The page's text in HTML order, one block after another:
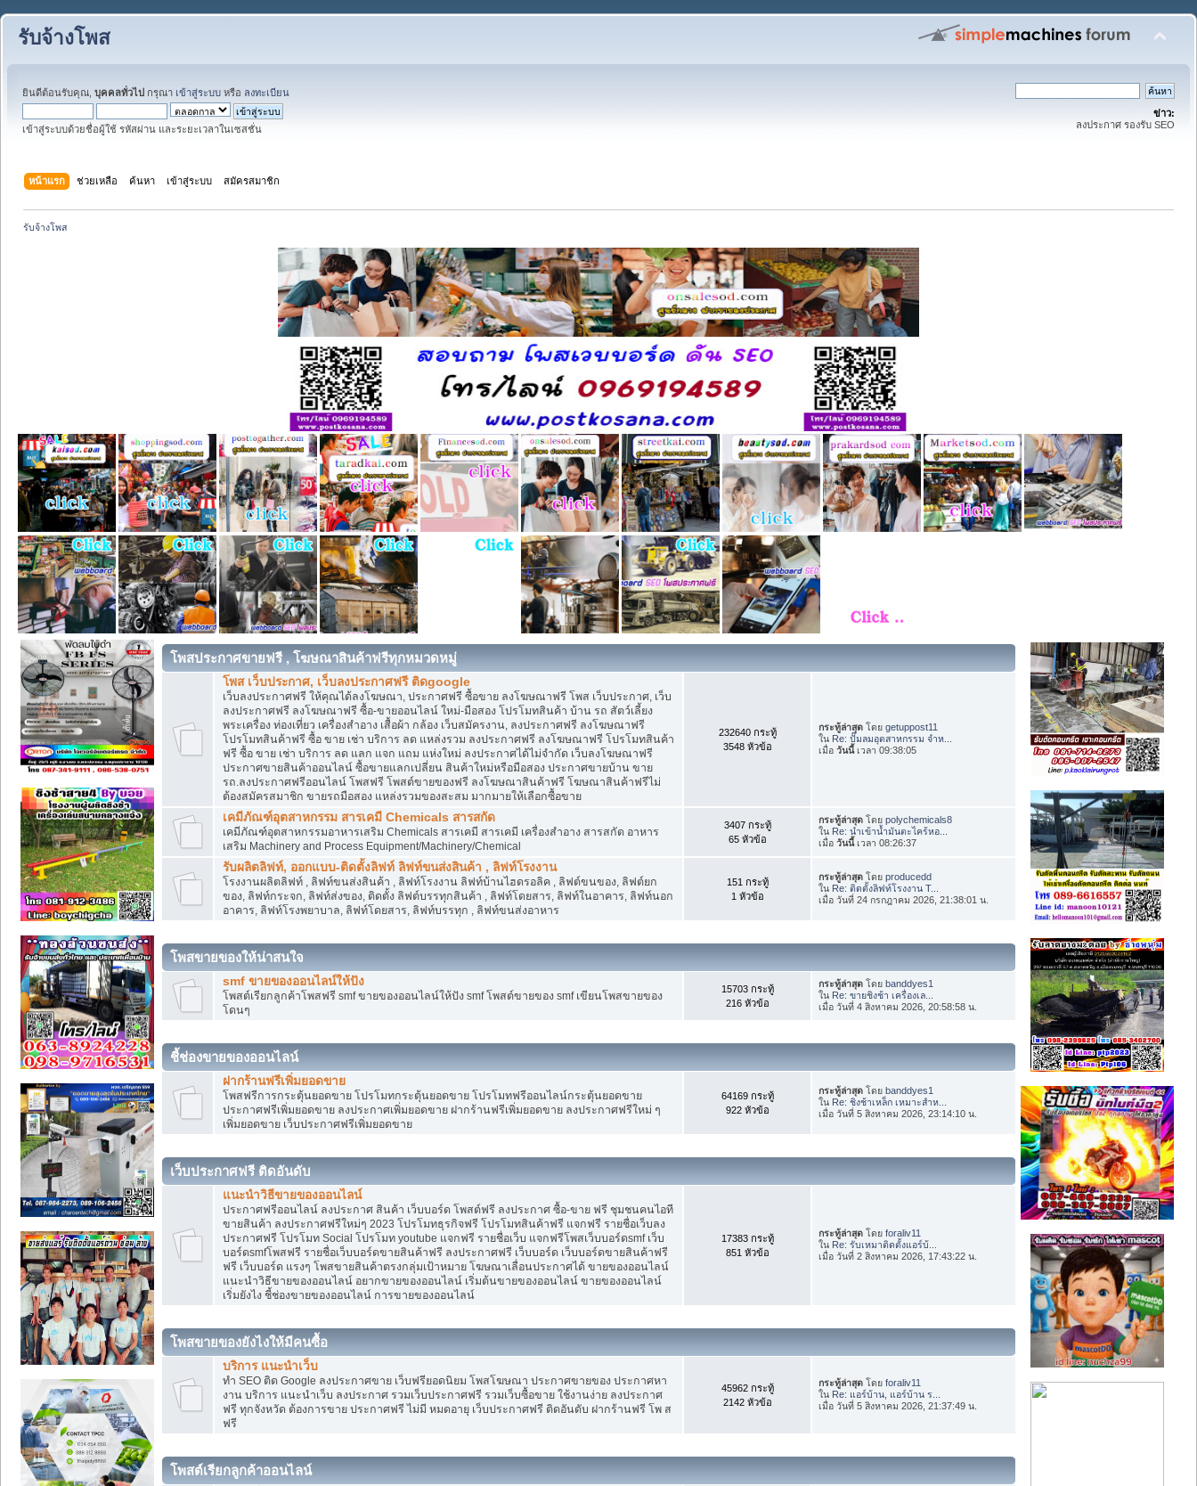
รับจ้างโพส
ยินดีต้อนรับคุณ, บุคคลทั่วไป กรุณา เข้าสู่ระบบ หรือ ลงทะเบียน
เข้าสู่ระบบด้วยชื่อผู้ใช้ รหัสผ่าน และระยะเวลาในเซสชั่น
ข่าว:
ลงประกาศ รองรับ SEO
หน้าแรก ช่วยเหลือ ค้นหา เข้าสู่ระบบ สมัครสมาชิก
รับจ้างโพส
โพสประกาศขายฟรี , โฆษณาสินค้าฟรีทุกหมวดหมู่
โพส เว็บประกาศ, เว็บลงประกาศฟรี ติดgoogle
เว็บลงประกาศฟรี ให้คุณได้ลงโฆษณา, ประกาศฟรี ซื้อขาย ลงโฆษณาฟรี โพส เว็บประกาศ, เว็บ
ลงประกาศฟรี ลงโฆษณาฟรี ซื้อ-ขายออนไลน์ ใหม่-มือสอง โปรโมทสินค้า บ้าน รถ สัตว์เลี้ยง
พระเครื่อง ท่องเที่ยว เครื่องสำอาง เสื้อผ้า กล้อง เว็บสมัครงาน, ลงประกาศฟรี ลงโฆษณาฟรี
โปรโมทสินค้าฟรี ซื้อ ขาย เช่า บริการ ลด แหล่งรวม ลงประกาศฟรี ลงโฆษณาฟรี โปรโมทสินค้า
ฟรี ซื้อ ขาย เช่า บริการ ลด แลก แจก แถม แห่งใหม่ ลงประกาศได้ไม่จำกัด เว็บลงโฆษณาฟรี
ประกาศขายสินค้าออนไลน์ ซื้อขายแลกเปลี่ยน สินค้าใหม่หรือมือสอง ประกาศขายบ้าน ขาย
รถ.ลงประกาศฟรีออนไลน์ โพสฟรี โพสต์ขายของฟรี ลงโฆษณาสินค้าฟรี โฆษณาสินค้าฟรีไม่
ต้องสมัครสมาชิก ขายรถมือสอง แหล่งรวมของสะสม มากมายให้เลือกซื้อขาย
232640 กระทู้
3548 หัวข้อ
กระทู้ล่าสุด โดยgetuppost11
ใน Re: ปั๊มลมอุตสาหกรรม จำห...
เมื่อวันนี้เวลา 09:38:05
เคมีภัณฑ์อุตสาหกรรม สารเคมี Chemicals สารสกัด
เคมีภัณฑ์อุตสาหกรรมอาหารเสริม Chemicals สารเคมี สารเคมี เครื่องสำอาง สารสกัด อาหาร
เสริม Machinery and Process Equipment/Machinery/Chemical
3407 กระทู้
65 หัวข้อ
กระทู้ล่าสุด โดยpolychemicals8
ใน Re: นำเข้าน้ำมันตะไคร้หอ...
เมื่อวันนี้เวลา 08:26:37
รับผลิตลิฟท์, ออกแบบ-ติดตั้งลิฟท์ ลิฟท์ขนส่งสินค้า , ลิฟท์โรงงาน
โรงงานผลิตลิฟท์ , ลิฟท์ขนส่งสินค้า , ลิฟท์โรงงาน ลิฟท์บ้านไฮดรอลิค , ลิฟต์ขนของ, ลิฟต์ยก
ของ, ลิฟท์กระจก, ลิฟท์ส่งของ, ติดตั้ง ลิฟต์บรรทุกสินค้า , ลิฟท์โดยสาร, ลิฟท์ในอาคาร, ลิฟท์นอก
อาคาร, ลิฟท์โรงพยาบาล, ลิฟท์โดยสาร, ลิฟท์บรรทุก , ลิฟท์ขนส่งอาหาร
151 กระทู้
1 หัวข้อ
กระทู้ล่าสุด โดยproducedd
ใน Re: ติดตั้งลิฟท์โรงงาน T...
เมื่อ วันที่ 24 กรกฎาคม 2026, 21:38:01 น.
โพสขายของให้น่าสนใจ
smf ขายของออนไลน์ให้ปัง
โพสต์เรียกลูกค้าโพสฟรี smf ขายของออนไลน์ให้ปัง smf โพสต์ขายของ smf เขียนโพสขายของ
โดนๆ
15703 กระทู้
216 หัวข้อ
กระทู้ล่าสุด โดยbanddyes1
ใน Re: ขายชิงช้า เครื่องเล...
เมื่อ วันที่ 4 สิงหาคม 2026, 20:58:58 น.
ชี้ช่องขายของออนไลน์
ฝากร้านฟรีเพิ่มยอดขาย
โพสฟรีการกระตุ้นยอดขาย โปรโมทกระตุ้นยอดขาย โปรโมทฟรีออนไลน์กระตุ้นยอดขาย
ประกาศฟรีเพิ่มยอดขาย ลงประกาศเพิ่มยอดขาย ฝากร้านฟรีเพิ่มยอดขาย ลงประกาศฟรีใหม่ ๆ
เพิ่มยอดขาย เว็บประกาศฟรีเพิ่มยอดขาย
64169 กระทู้
922 หัวข้อ
กระทู้ล่าสุด โดยbanddyes1
ใน Re: ชิงช้าเหล็ก เหมาะสำห...
เมื่อ วันที่ 5 สิงหาคม 2026, 23:14:10 น.
เว็บประกาศฟรี ติดอันดับ
แนะนำวิธีขายของออนไลน์
ประกาศฟรีออนไลน์ ลงประกาศ สินค้า เว็บบอร์ด โพสต์ฟรี ลงประกาศ ซื้อ-ขาย ฟรี ชุมชนคนไอที
ขายสินค้า ลงประกาศฟรีใหม่ๆ 2023 โปรโมทธุรกิจฟรี โปรโมทสินค้าฟรี แจกฟรี รายชื่อเว็บลง
ประกาศฟรี โปรโมท Social โปรโมท youtube แจกฟรี รายชื่อเว็บ แจกฟรีโพสเว็บบอร์ดsmf เว็บ
บอร์ดsmfโพสฟรี รายชื่อเว็บบอร์ดขายสินค้าฟรี ลงประกาศฟรี เว็บบอร์ด เว็บบอร์ดขายสินค้าฟรี
ฟรี เว็บบอร์ด แรงๆ โพสขายสินค้าตรงกลุ่มเป้าหมาย โฆษณาเลื่อนประกาศได้ ขายของออนไลน์
แนะนำวิธีขายของออนไลน์ อยากขายของออนไลน์ เริ่มต้นขายของออนไลน์ ขายของออนไลน์
เริ่มยังไง ชี้ช่องขายของออนไลน์ การขายของออนไลน์
17383 กระทู้
851 หัวข้อ
กระทู้ล่าสุด โดยforaliv11
ใน Re: รับเหมาติดตั้งแอร์บ้...
เมื่อ วันที่ 2 สิงหาคม 2026, 17:43:22 น.
โพสขายของยังไงให้มีคนซื้อ
บริการ แนะนำเว็บ
ทำ SEO ติด Google ลงประกาศขาย เว็บฟรียอดนิยม โพสโฆษณา ประกาศขายของ ประกาศหา
งาน บริการ แนะนำเว็บ ลงประกาศ รวมเว็บประกาศฟรี รวมเว็บซื้อขาย ใช้งานง่าย ลงประกาศ
ฟรี ทุกจังหวัด ต้องการขาย ประกาศฟรี ไม่มี หมดอายุ เว็บประกาศฟรี ติดอันดับ ฝากร้านฟรี โพ ส
ฟรี
45962 กระทู้
2142 หัวข้อ
กระทู้ล่าสุด โดยforaliv11
ใน Re: แอร์บ้าน, แอร์บ้าน ร...
เมื่อ วันที่ 5 สิงหาคม 2026, 21:37:49 น.
โพสต์เรียกลูกค้าออนไลน์